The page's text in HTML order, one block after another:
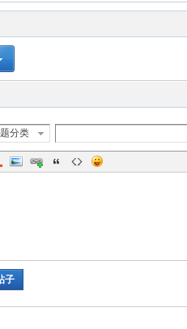
分类
子